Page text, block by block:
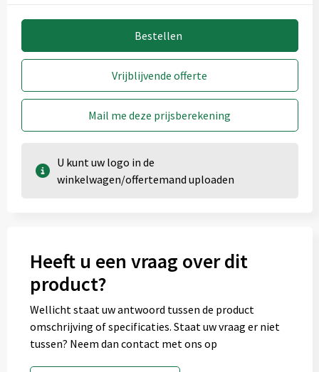
Bestellen
Vrijblijvende offerte
Mail me deze prijsberekening
U kunt uw logo in de
winkelwagen/offertemand uploaden
Heeft u een vraag over dit
product?
Wellicht staat uw antwoord tussen de product
omschrijving of specificaties. Staat uw vraag er niet
tussen? Neem dan contact met ons op